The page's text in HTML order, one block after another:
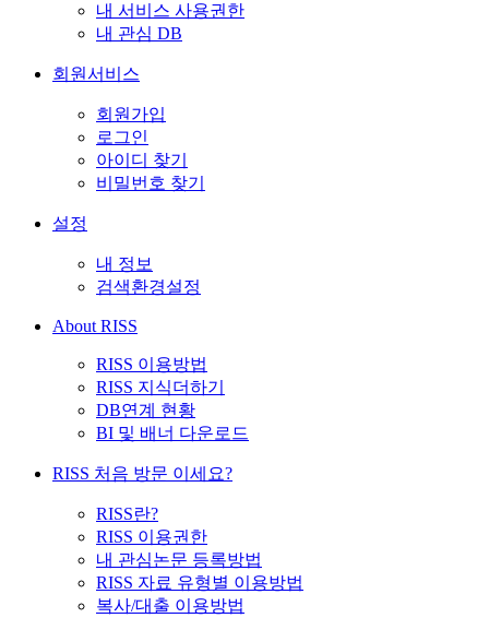
내 서비스 사용권한
내 관심 DB
회원서비스
회원가입
로그인
아이디 찾기
비밀번호 찾기
설정
내 정보
검색환경설정
About RISS
RISS 이용방법
RISS 지식더하기
DB연계 현황
BI 및 배너 다운로드
RISS 처음 방문 이세요?
RISS란?
RISS 이용권한
내 관심논문 등록방법
RISS 자료 유형별 이용방법
복사/대출 이용방법